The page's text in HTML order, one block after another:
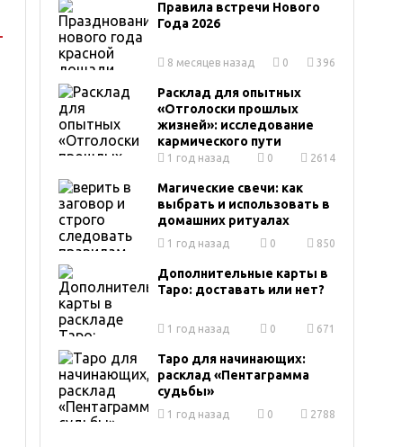
Правила встречи Нового
Года 2026
8 месяцев назад 0 396
Расклад для опытных
«Отголоски прошлых
жизней»: исследование
кармического пути
1 год назад 0 2614
Магические свечи: как
выбрать и использовать в
домашних ритуалах
1 год назад 0 850
Дополнительные карты в
Таро: доставать или нет?
1 год назад 0 671
Таро для начинающих:
расклад «Пентаграмма
судьбы»
1 год назад 0 2788